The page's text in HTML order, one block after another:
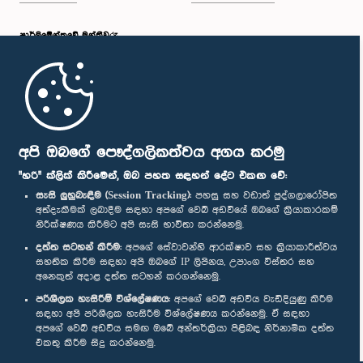
අපි ඔබගේ පෞද්ගලිකත්වය අගය කරමු
"හරි" ක්ලික් කිරීමෙන්, ඔබ පහත සඳහන් දේට එකඟ වේ:
සැසි ලුහුබැඳීම (Session Tracking): පහසු සහ වඩාත් පුද්ගලාරෝපිත
අත්දැකීමක් ලබාදීම සඳහා අපගේ වෙබ් අඩවියේ ඔබගේ ක්‍රියාකාරකම්
නිරීක්ෂණය කිරීමට අපි සැසි භාවිතා කරන්නෙමු.
දත්ත සටහන් කිරීම: අපගේ සේවාවන්හි ආරක්ෂාව සහ ක්‍රියාකාරීත්වය
සහතික කිරීම සඳහා අපි ඔබගේ IP ලිපිනය, උපාංග විස්තර සහ
අනෙකුත් අදාළ දත්ත සටහන් කරගන්නෙමු.
පරිශීලක හැසිරීම් විශ්ලේෂණය: අපගේ වෙබ් අඩවිය වැඩිදියුණු කිරීම
සඳහා අපි පරිශීලක හැසිරීම විශ්ලේෂණය කරන්නෙමු. ඒ සඳහා
අපගේ වෙබ් අඩවිය සමඟ ඔබේ අන්තර්ක්‍රියා පිළිබඳ නිර්නාමික දත්ත
එකතු කිරීම සිදු කරන්නෙමු.
පාර්ලි‌මේන්තුවේ මන්ත්‍රීවරු
මුල් පිටුව
පාර්ලිමේන්තු ජංගම යෙදුම
අප හා සම්බන්ධ වී සිටින්න :
සම්මාන
පෞද්ගලිකත්ව ප්‍රතිපත්තිය